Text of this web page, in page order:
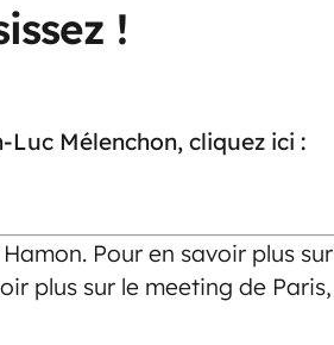
!
Mélenchon, cliquez ici :
Pour en savoir plus sur
plus sur le meeting de Paris,